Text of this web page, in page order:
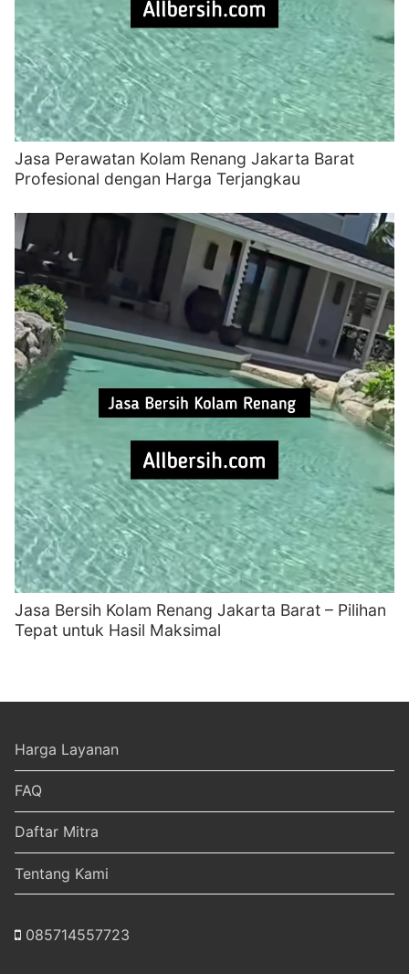
Jasa Perawatan Kolam Renang Jakarta Barat
Profesional dengan Harga Terjangkau
Jasa Bersih Kolam Renang Jakarta Barat – Pilihan
Tepat untuk Hasil Maksimal
Harga Layanan
FAQ
Daftar Mitra
Tentang Kami
085714557723